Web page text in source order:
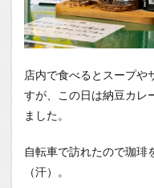
店内で食べるとスープや
すが、この日は納豆カレ
ました。
自転車で訪れたので珈琲
（汗）。